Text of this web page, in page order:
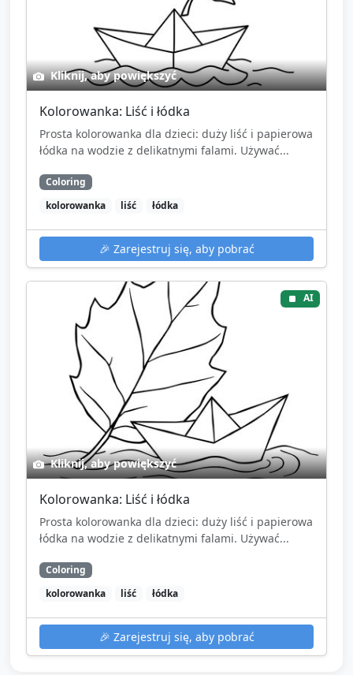
Kliknij, aby powiększyć
Kolorowanka: Liść i łódka
Prosta kolorowanka dla dzieci: duży liść i papierowa
łódka na wodzie z delikatnymi falami. Używać...
Coloring
kolorowanka
liść łódka
🎉 Zarejestruj się, aby pobrać
AI
Kliknij, aby powiększyć
Kolorowanka: Liść i łódka
Prosta kolorowanka dla dzieci: duży liść i papierowa
łódka na wodzie z delikatnymi falami. Używać...
Coloring
kolorowanka
liść łódka
🎉 Zarejestruj się, aby pobrać